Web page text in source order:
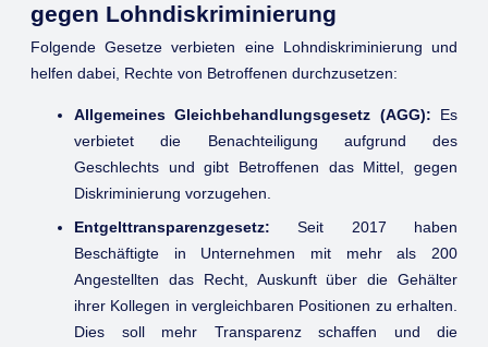
gegen Lohndiskriminierung
Folgende Gesetze verbieten eine Lohndiskriminierung und
helfen dabei, Rechte von Betroffenen durchzusetzen:
Allgemeines Gleichbehandlungsgesetz (AGG): Es
verbietet die Benachteiligung aufgrund des
Geschlechts und gibt Betroffenen das Mittel, gegen
Diskriminierung vorzugehen.
Entgelttransparenzgesetz: Seit 2017 haben
Beschäftigte in Unternehmen mit mehr als 200
Angestellten das Recht, Auskunft über die Gehälter
ihrer Kollegen in vergleichbaren Positionen zu erhalten.
Dies soll mehr Transparenz schaffen und die